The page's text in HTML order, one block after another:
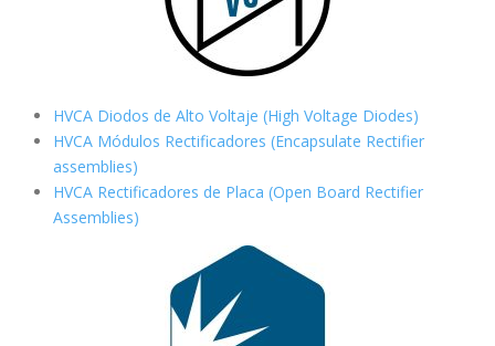
HVCA Diodos de Alto Voltaje (High Voltage Diodes)
HVCA Módulos Rectificadores (Encapsulate Rectifier
assemblies)
HVCA Rectificadores de Placa (Open Board Rectifier
Assemblies)